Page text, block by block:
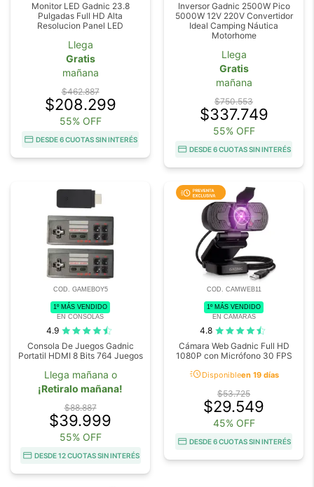
Monitor LED Gadnic 23.8
Pulgadas Full HD Alta
Resolucion Panel LED
Llega
Gratis
mañana
$462.887
$208.299
55% OFF
DESDE 6 CUOTAS SIN INTERÉS
Inversor Gadnic 2500W Pico
5000W 12V 220V Convertidor
Ideal Camping Náutica
Motorhome
Llega
Gratis
mañana
$750.553
$337.749
55% OFF
DESDE 6 CUOTAS SIN INTERÉS
COD. GAMEBOY5
1º MÁS VENDIDO
EN CONSOLAS
4.9
Consola De Juegos Gadnic
Portatil HDMI 8 Bits 764 Juegos
Llega mañana o
¡Retiralo mañana!
$88.887
$39.999
55% OFF
DESDE 12 CUOTAS SIN INTERÉS
COD. CAMWEB11
1º MÁS VENDIDO
EN CAMARAS
4.8
Cámara Web Gadnic Full HD
1080P con Micrófono 30 FPS
acuteDisponibleen 19 días
$53.725
$29.549
45% OFF
DESDE 6 CUOTAS SIN INTERÉS